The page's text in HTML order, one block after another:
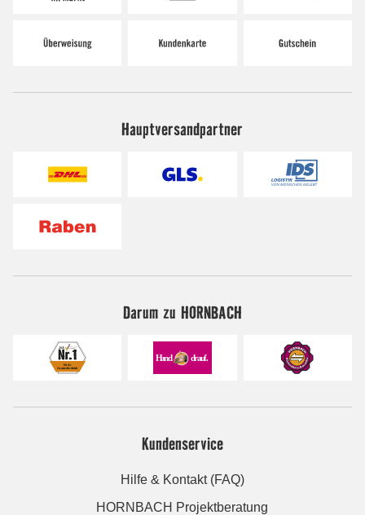
Hauptversandpartner
Darum zu HORNBACH
Kundenservice
Hilfe & Kontakt (FAQ)
HORNBACH Projektberatung